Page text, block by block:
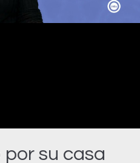
su casa
Video